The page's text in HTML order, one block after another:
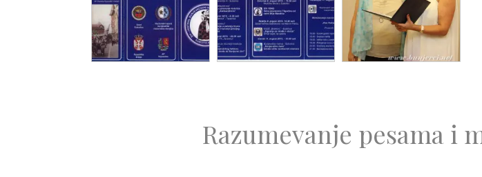
Razumevanje pesama i